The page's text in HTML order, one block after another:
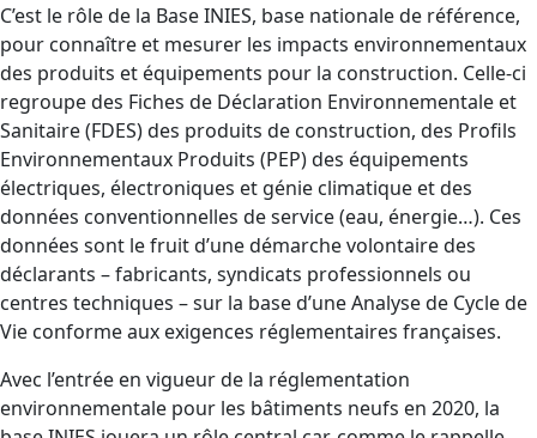
C’est le rôle de la Base INIES, base nationale de référence,
pour connaître et mesurer les impacts environnementaux
des produits et équipements pour la construction. Celle-ci
regroupe des Fiches de Déclaration Environnementale et
Sanitaire (FDES) des produits de construction, des Profils
Environnementaux Produits (PEP) des équipements
électriques, électroniques et génie climatique et des
données conventionnelles de service (eau, énergie…). Ces
données sont le fruit d’une démarche volontaire des
déclarants – fabricants, syndicats professionnels ou
centres techniques – sur la base d’une Analyse de Cycle de
Vie conforme aux exigences réglementaires françaises.
Avec l’entrée en vigueur de la réglementation
environnementale pour les bâtiments neufs en 2020, la